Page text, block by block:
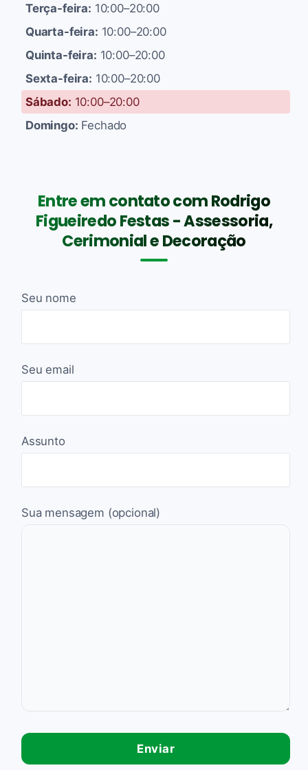
Terça-feira: 10:00–20:00
Quarta-feira: 10:00–20:00
Quinta-feira: 10:00–20:00
Sexta-feira: 10:00–20:00
Sábado: 10:00–20:00
Domingo: Fechado
Entre em contato com Rodrigo
Figueiredo Festas - Assessoria,
Cerimonial e Decoração
Seu nome
Seu email
Assunto
Sua mensagem (opcional)